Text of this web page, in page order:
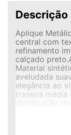
Aplique
central com
refinamento
calçado
Material
aveludada
elegância ao
traseira média
distribuição
Fivela
metálica